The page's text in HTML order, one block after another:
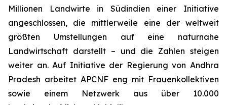
Millionen Landwirte in Südindien einer Initiative
angeschlossen, die mittlerweile eine der weltweit
größten Umstellungen auf eine naturnahe
Landwirtschaft darstellt – und die Zahlen steigen
weiter an. Auf Initiative der Regierung von Andhra
Pradesh arbeitet APCNF eng mit Frauenkollektiven
sowie einem Netzwerk aus über 10.000